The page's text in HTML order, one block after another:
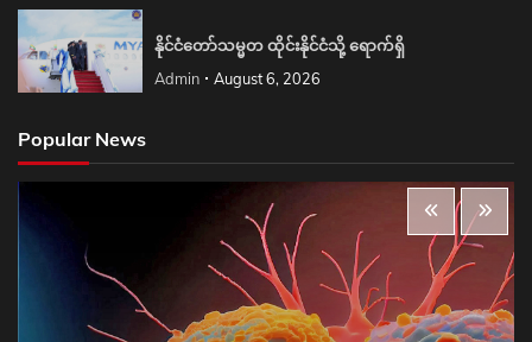
နိုင်ငံတော်သမ္မတ ထိုင်းနိုင်ငံသို့ ရောက်ရှိ
Admin August 6, 2026
Popular News